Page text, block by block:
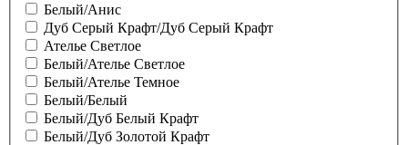
Белый/Анис
Дуб Серый Крафт/Дуб Серый Крафт
Ателье Светлое
Белый/Ателье Светлое
Белый/Ателье Темное
Белый/Белый
Белый/Дуб Белый Крафт
Белый/Дуб Золотой Крафт